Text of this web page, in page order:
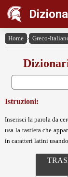
Home › Greco-
Istruzioni:
Inserisci la parola da
usa la tastiera che
in caratteri latini